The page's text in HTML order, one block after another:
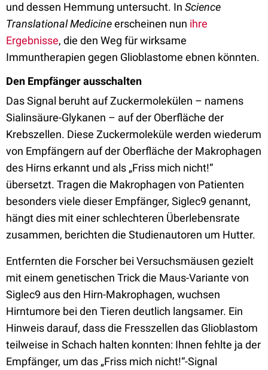
und dessen Hemmung untersucht. In Science
Translational Medicineerscheinen nun ihre
Ergebnisse, die den Weg für wirksame
Immuntherapien gegen Glioblastome ebnen könnten.
Den Empfänger ausschalten
Das Signal beruht auf Zuckermolekülen – namens
Sialinsäure-Glykanen – auf der Oberfläche der
Krebszellen. Diese Zuckermoleküle werden wiederum
von Empfängern auf der Oberfläche der Makrophagen
des Hirns erkannt und als „Friss mich nicht!“
übersetzt. Tragen die Makrophagen von Patienten
besonders viele dieser Empfänger, Siglec9 genannt,
hängt dies mit einer schlechteren Überlebensrate
zusammen, berichten die Studienautoren um Hutter.
Entfernten die Forscher bei Versuchsmäusen gezielt
mit einem genetischen Trick die Maus-Variante von
Siglec9 aus den Hirn-Makrophagen, wuchsen
Hirntumore bei den Tieren deutlich langsamer. Ein
Hinweis darauf, dass die Fresszellen das Glioblastom
teilweise in Schach halten konnten: Ihnen fehlte ja der
Empfänger, um das „Friss mich nicht!“-Signal